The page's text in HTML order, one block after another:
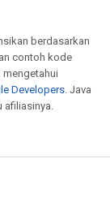
berdasarkan
contoh kode
mengetahui
Developers. Java
afiliasinya.